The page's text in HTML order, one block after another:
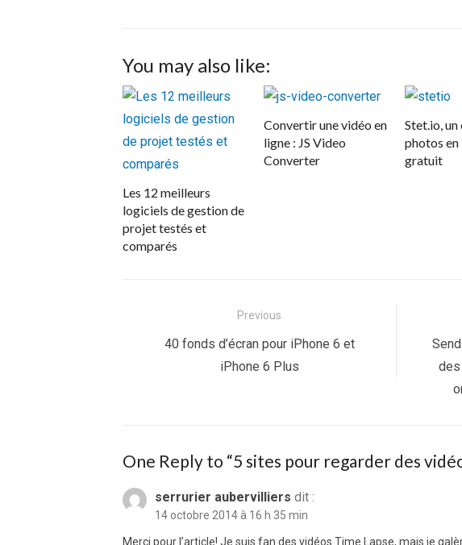
You may also like:
Les 12 meilleurs
logiciels de gestion de
projet testés et
comparés
Convertir une vidéo en
ligne : JS Video
Converter
Stet.io,
photos en
gratuit
Previous
Previous
40 fonds d’écran pour iPhone 6 et
iPhone 6 Plus
Next
post:
des
One Reply to “5 sites pour regarder des
serrurier aubervilliers dit :
14 octobre 2014 à 16 h 35 min
Merci pour l’article! Je suis fan des vidéos Time Lapse, mais je